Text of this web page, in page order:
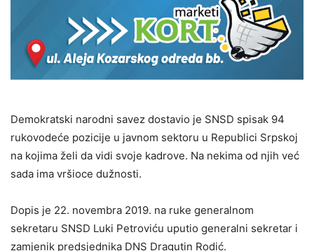
Demokratski narodni savez dostavio je SNSD spisak 94
rukovodeće pozicije u javnom sektoru u Republici Srpskoj
na kojima želi da vidi svoje kadrove. Na nekima od njih već
sada ima vršioce dužnosti.
Dopis je 22. novembra 2019. na ruke generalnom
sekretaru SNSD Luki Petroviću uputio generalni sekretar i
zamjenik predsjednika DNS Dragutin Rodić.